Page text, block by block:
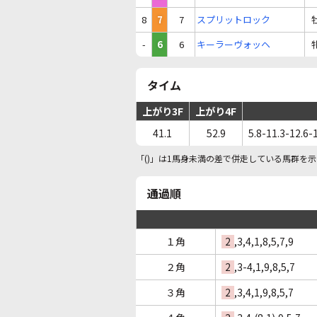
8
7 7 スプリットロック
-
6 6 キーラーヴォッヘ
タイム
上がり3F
上がり4F
41.1
52.9 5.8-11.3-12.6-
「()」は1馬身未満の差で併走している馬群を
通過順
１角 2 ,3,4,1,8,5,7,9
２角
2 ,3-4,1,9,8,5,7
３角
2 ,3,4,1,9,8,5,7